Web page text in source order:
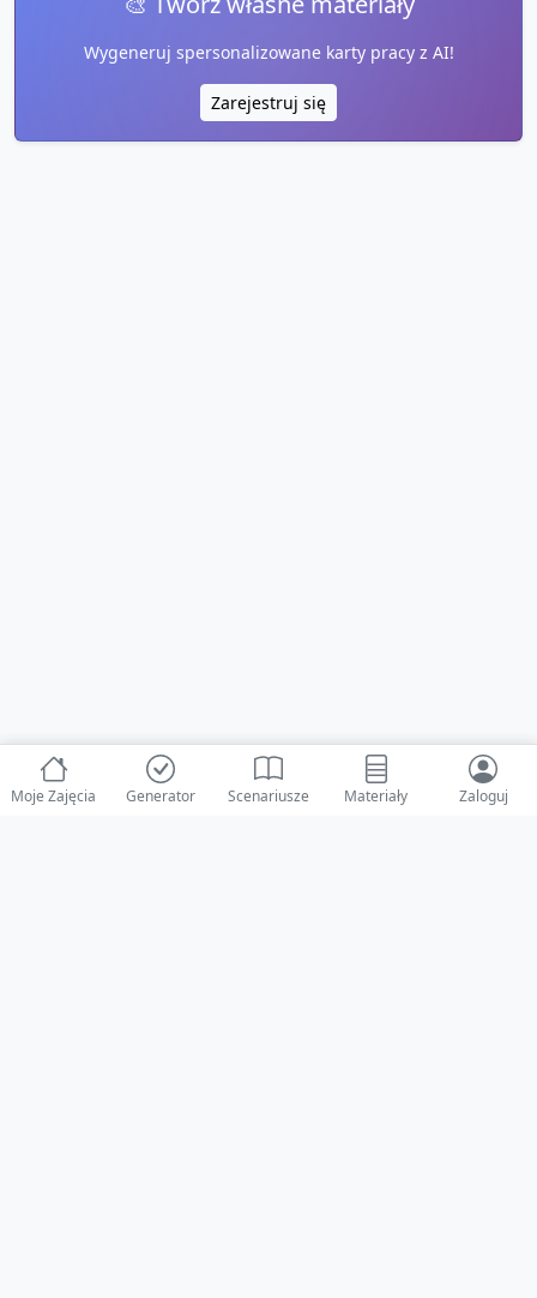
Wygeneruj spersonalizowane karty pracy z AI!
Zarejestruj się
Moje Zajęcia Generator Scenariusze Materiały Zaloguj